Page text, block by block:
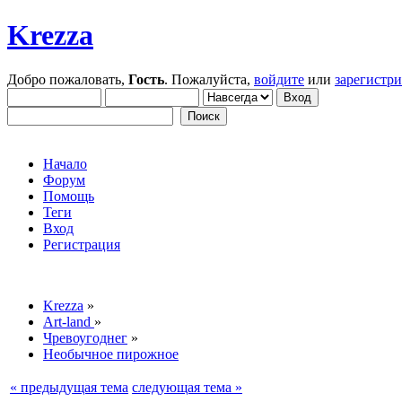
Krezza
Добро пожаловать, Гость. Пожалуйста, войдите или
Начало
Форум
Помощь
Теги
Вход
Регистрация
Krezza »
Art-land »
Чревоугоднег »
Необычное пирожное
« предыдущая тема следующая тема »